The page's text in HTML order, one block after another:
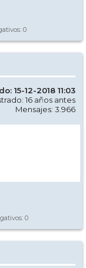
0
15-12-2018 11:03
16 años antes
Mensajes: 3.966
0